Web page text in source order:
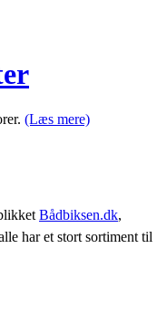
(Læs mere)
Bådbiksen.dk,
har et stort sortiment til